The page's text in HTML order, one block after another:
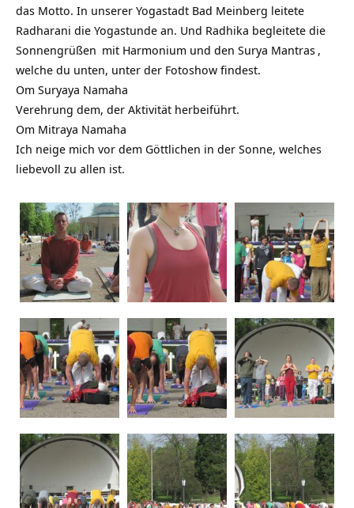
das Motto. In unserer Yogastadt Bad Meinberg leitete
Radharani die Yogastunde an. Und Radhika begleitete die
Sonnengrüßen mit Harmonium und den Surya Mantras ,
welche du unten, unter der Fotoshow findest.
Om Suryaya Namaha
Verehrung dem, der Aktivität herbeiführt.
Om Mitraya Namaha
Ich neige mich vor dem Göttlichen in der Sonne, welches
liebevoll zu allen ist.